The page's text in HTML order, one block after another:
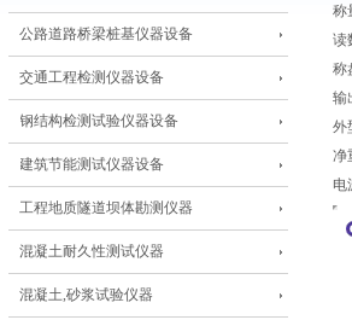
公路道路桥梁桩基仪器设备
交通工程检测仪器设备
钢结构检测试验仪器设备
建筑节能测试仪器设备
工程地质隧道坝体勘测仪器
混凝土耐久性测试仪器
混凝土,砂浆试验仪器
称
读
称
输
外
净
电